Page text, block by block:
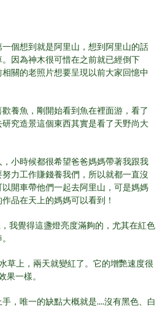
個想到就是阿里山，想到阿里山的話
因為神木很可惜在之前就已經倒下
關的老照片想要呈現以前大家回憶中
養魚，剛開始看到魚在裡面游，看了
究造景這個東西其實是看了天野尚大
小時候都很希望爸爸媽媽帶著我跟我
力工作賺錢養我們，所以就都一直沒
開車帶他們一起去阿里山，可是媽媽
品在天上的媽媽可以看到！
我覺得這盞燈亮度滿夠的，尤其在紅色
草上，兩天就變紅了。它的增艷速度很
果一樣。
，唯一的缺點大概就是....沒有黑色、白